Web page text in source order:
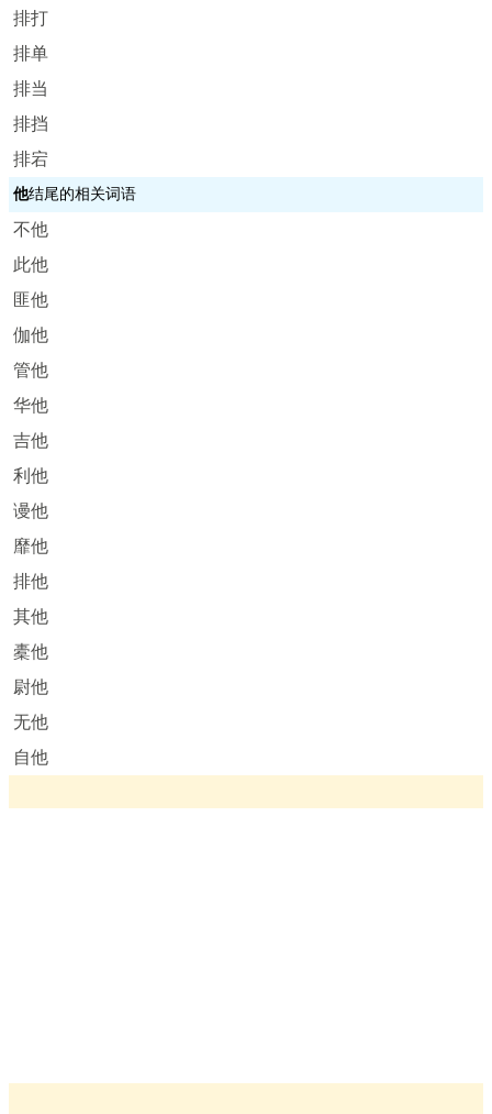
排打
排单
排当
排挡
排宕
他结尾的相关词语
不他
此他
匪他
伽他
管他
华他
吉他
利他
谩他
靡他
排他
其他
橐他
尉他
无他
自他